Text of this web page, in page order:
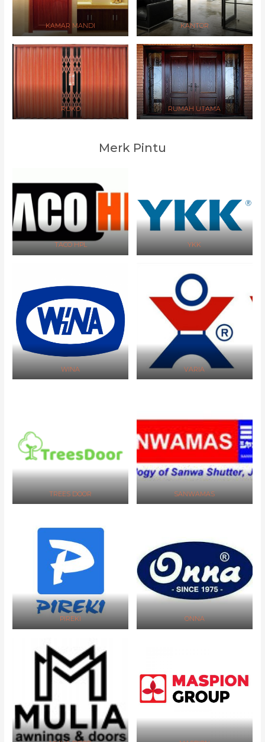
KAMAR MANDI KANTOR
RUKO RUMAH UTAMA
Merk Pintu
TACO HPL YKK
WINA VARIA
TREES DOOR SANWAMAS
PIREKI ONNA